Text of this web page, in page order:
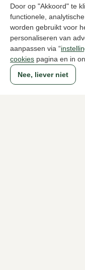
Door op "Akkoord" te
functionele,
worden gebruikt voor
personaliseren van
aanpassen via “
cookies pagina en in
Nee, liever niet
UGG
Bruine enkellaarzen
189,95